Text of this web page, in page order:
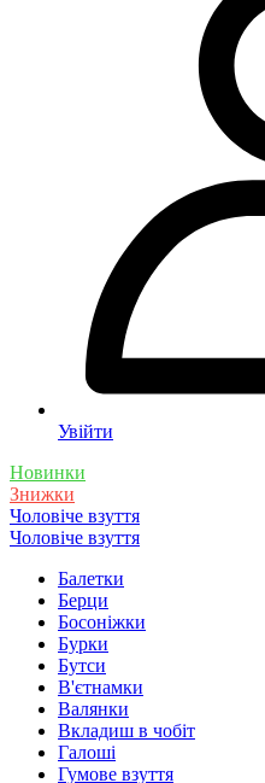
Увійти
Новинки
Знижки
Чоловіче взуття
Чоловіче взуття
Балетки
Берци
Босоніжки
Бурки
Бутси
В'єтнамки
Валянки
Вкладиш в чобіт
Галоші
Гумове взуття